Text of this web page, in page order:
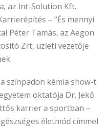
az Int-Solution Kft.
– “És mennyi
Péter Tamás, az Aegon
Zrt, üzleti vezetője
színpadon kémia show-t
oktatója Dr. Jekő
karrier a sportban –
életmód címmel